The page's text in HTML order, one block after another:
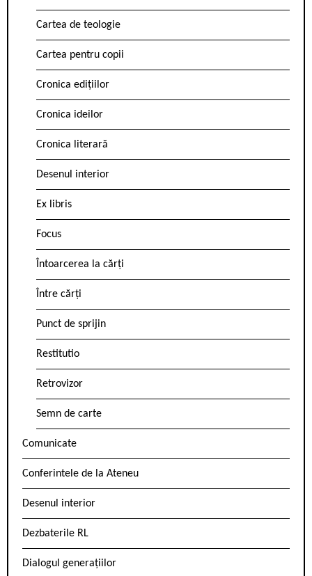
Cartea de teologie
Cartea pentru copii
Cronica edițiilor
Cronica ideilor
Cronica literară
Desenul interior
Ex libris
Focus
Întoarcerea la cărți
Între cărți
Punct de sprijin
Restitutio
Retrovizor
Semn de carte
Comunicate
Conferintele de la Ateneu
Desenul interior
Dezbaterile RL
Dialogul generațiilor